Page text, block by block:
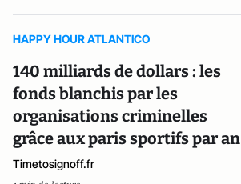
HAPPY HOUR ATLANTICO
140 milliards de dollars : les
fonds blanchis par les
organisations criminelles
grâce aux paris sportifs par an
Timetosignoff.fr